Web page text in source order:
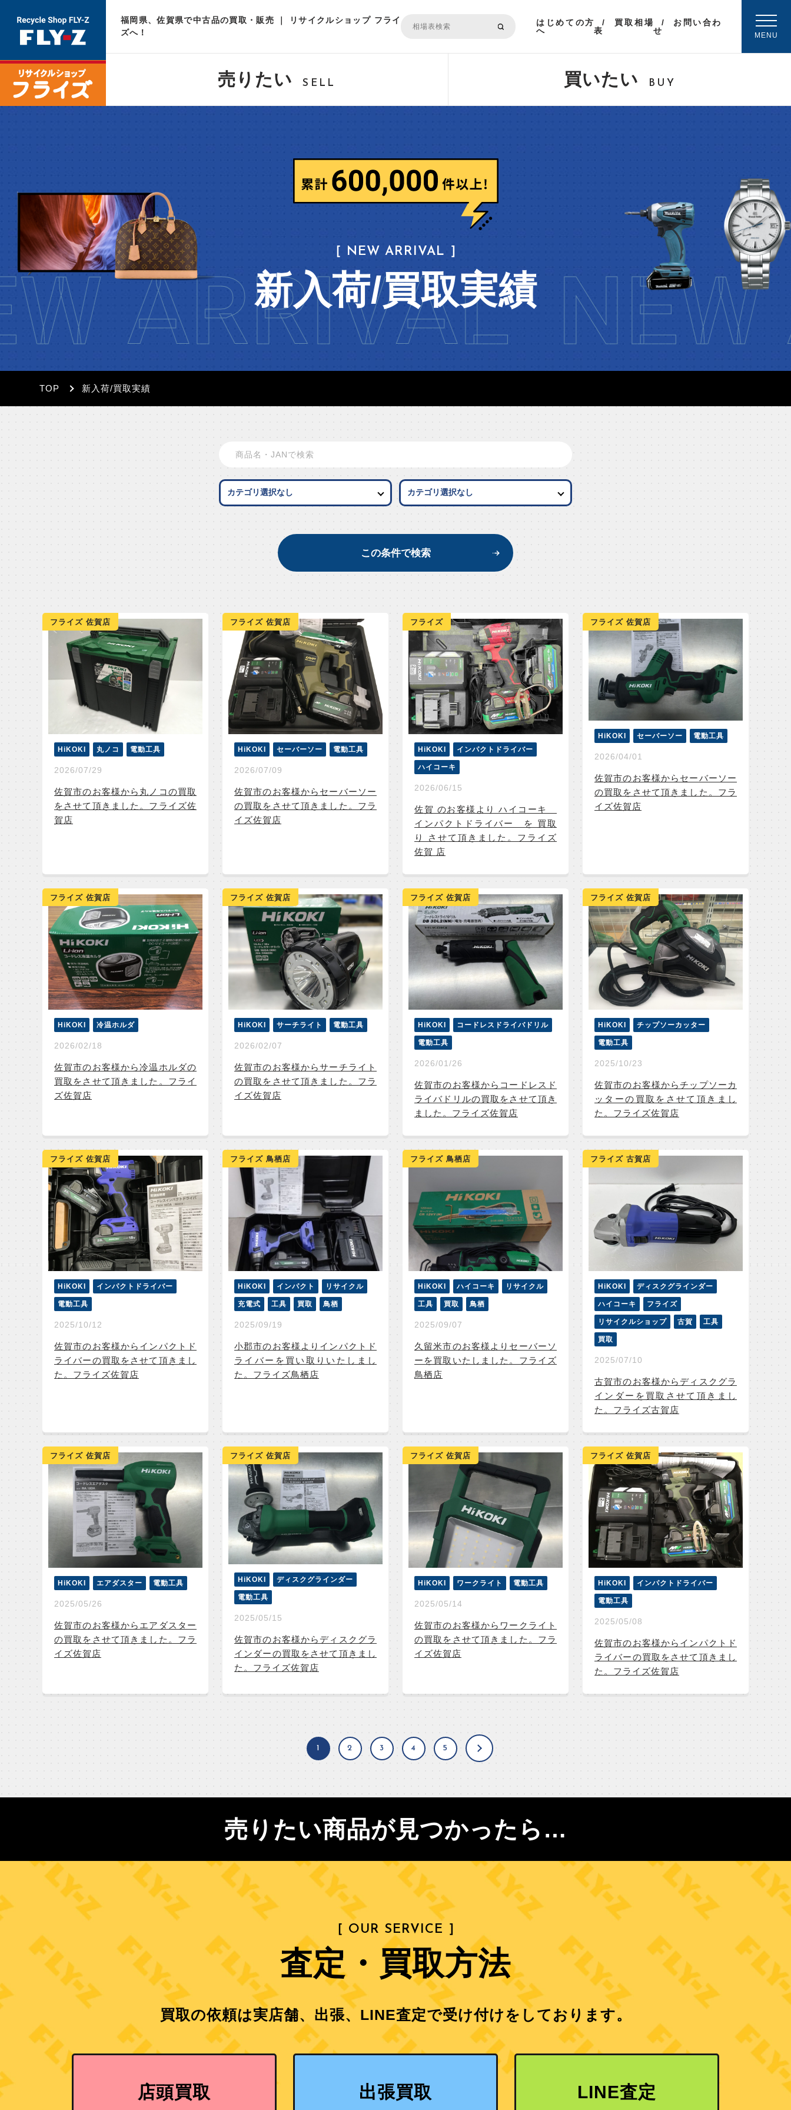
福岡県、佐賀県で中古品の買取・販売 ｜ リサイクルショップ フライ
ズへ！
はじめての方
へ
買取相場
表
お問い合わ
せ
MENU
売りたい SELL 買いたい BUY
ARRIVAL NEW
［ NEW ARRIVAL ］
新入荷/買取実績
TOP 新入荷/買取実績
この条件で検索
フライズ 佐賀店
HiKOKI 丸ノコ 電動工具
2026/07/29
佐賀市のお客様から丸ノコの買取
をさせて頂きました。フライズ佐
賀店
フライズ 佐賀店
HiKOKI セーバーソー 電動工具
2026/07/09
佐賀市のお客様からセーバーソー
の買取をさせて頂きました。フラ
イズ佐賀店
フライズ
HiKOKI インパクトドライバー
ハイコーキ
2026/06/15
佐賀 のお客様より ハイコーキ
インパクトドライバー を 買取
り させて頂きました。フライズ
佐賀 店
フライズ 佐賀店
HiKOKI セーバーソー 電動工具
2026/04/01
佐賀市のお客様からセーバーソー
の買取をさせて頂きました。フラ
イズ佐賀店
フライズ 佐賀店
HiKOKI 冷温ホルダ
2026/02/18
佐賀市のお客様から冷温ホルダの
買取をさせて頂きました。フライ
ズ佐賀店
フライズ 佐賀店
HiKOKI サーチライト 電動工具
2026/02/07
佐賀市のお客様からサーチライト
の買取をさせて頂きました。フラ
イズ佐賀店
フライズ 佐賀店
HiKOKI コードレスドライバドリル
電動工具
2026/01/26
佐賀市のお客様からコードレスド
ライバドリルの買取をさせて頂き
ました。フライズ佐賀店
フライズ 佐賀店
HiKOKI チップソーカッター
電動工具
2025/10/23
佐賀市のお客様からチップソーカ
ッターの買取をさせて頂きまし
た。フライズ佐賀店
フライズ 佐賀店
HiKOKI インパクトドライバー
電動工具
2025/10/12
佐賀市のお客様からインパクトド
ライバーの買取をさせて頂きまし
た。フライズ佐賀店
フライズ 鳥栖店
HiKOKI インパクト リサイクル
充電式 工具 買取 鳥栖
2025/09/19
小郡市のお客様よりインパクトド
ライバーを買い取りいたしまし
た。フライズ鳥栖店
フライズ 鳥栖店
HiKOKI ハイコーキ リサイクル
工具 買取 鳥栖
2025/09/07
久留米市のお客様よりセーバーソ
ーを買取いたしました。フライズ
鳥栖店
フライズ 古賀店
HiKOKI ディスクグラインダー
ハイコーキ フライズ
リサイクルショップ 古賀 工具
買取
2025/07/10
古賀市のお客様からディスクグラ
インダーを買取させて頂きまし
た。フライズ古賀店
フライズ 佐賀店
HiKOKI エアダスター 電動工具
2025/05/26
佐賀市のお客様からエアダスター
の買取をさせて頂きました。フラ
イズ佐賀店
フライズ 佐賀店
HiKOKI ディスクグラインダー
電動工具
2025/05/15
佐賀市のお客様からディスクグラ
インダーの買取をさせて頂きまし
た。フライズ佐賀店
フライズ 佐賀店
HiKOKI ワークライト 電動工具
2025/05/14
佐賀市のお客様からワークライト
の買取をさせて頂きました。フラ
イズ佐賀店
フライズ 佐賀店
HiKOKI インパクトドライバー
電動工具
2025/05/08
佐賀市のお客様からインパクトド
ライバーの買取をさせて頂きまし
た。フライズ佐賀店
1 2 3 4 5
売りたい商品が見つかったら…
［ OUR SERVICE ］
査定・買取方法
買取の依頼は実店舗、出張、LINE査定で受け付けをしております。
店頭買取 出張買取 LINE査定